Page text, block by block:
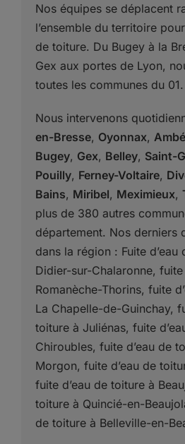
Nos équipes se déplacent
l’ensemble du territoire
de toiture. Du Bugey à la
Gex aux portes de Lyon,
toutes les communes du 01.
Nous intervenons
en-Bresse, Oyonnax,
Bugey, Gex, Belley, Saint-
Pouilly, Ferney-Voltaire,
Bains, Miribel, Meximieux,
plus de 380 autres
département. Nos derniers
dans la région : Fuite
Didier-sur-Chalaronne, fuite
Romanèche-Thorins, fuite
La Chapelle-de-Guinchay,
toiture à Juliénas, fuite
Chiroubles, fuite d’eau de
Morgon, fuite d’eau de
fuite d’eau de toiture à
toiture à Quincié-en-
de toiture à Belleville-en-